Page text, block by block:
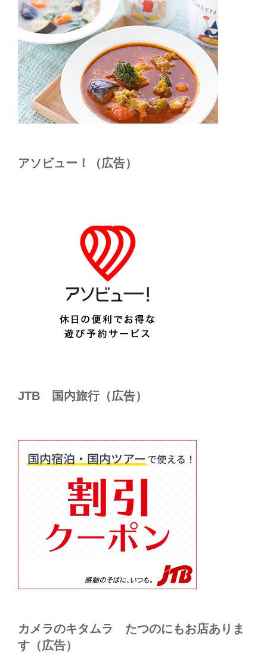
アソビュー！（広告）
JTB 国内旅行（広告）
カメラのキタムラ たつのにもお店ありま
す（広告）